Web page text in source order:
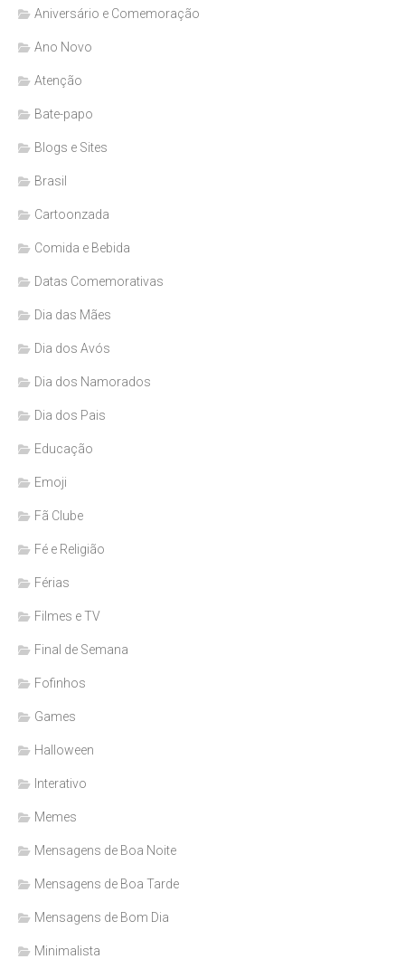
Aniversário e Comemoração
Ano Novo
Atenção
Bate-papo
Blogs e Sites
Brasil
Cartoonzada
Comida e Bebida
Datas Comemorativas
Dia das Mães
Dia dos Avós
Dia dos Namorados
Dia dos Pais
Educação
Emoji
Fã Clube
Fé e Religião
Férias
Filmes e TV
Final de Semana
Fofinhos
Games
Halloween
Interativo
Memes
Mensagens de Boa Noite
Mensagens de Boa Tarde
Mensagens de Bom Dia
Minimalista